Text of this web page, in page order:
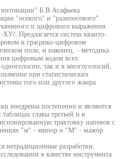
Б.В.Асафьева
"осевого" и "разноосевого"
и цифрового выражения
; Предлагается систеш кванто-
и гра(рико-цифровом
поле, и наконец, - методика
цифровым кодом всех
так и в многоголосий,
при статистических
того или другого жанра
внедрены постепенно и являются
главы третьей и в
трактовку напевов с
"м" - минор и "М" - мажор.
нетрадиционные разработки,
в качестве инструмента